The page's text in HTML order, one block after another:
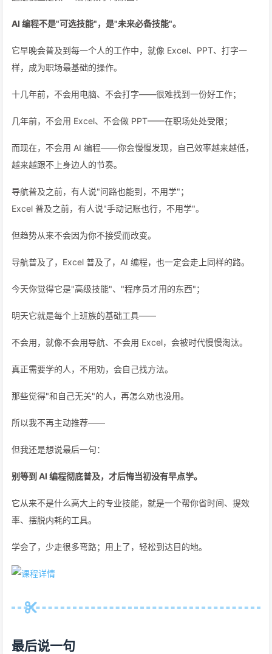
AI 编程不是"可选技能"，是"未来必备技能"。
它早晚会普及到每一个人的工作中，就像 Excel、PPT、打字一
样，成为职场最基础的操作。
十几年前，不会用电脑、不会打字——很难找到一份好工作；
几年前，不会用 Excel、不会做 PPT——在职场处处受限；
而现在，不会用 AI 编程——你会慢慢发现，自己效率越来越低，
越来越跟不上身边人的节奏。
导航普及之前，有人说"问路也能到，不用学"；
Excel 普及之前，有人说"手动记账也行，不用学"。
但趋势从来不会因为你不接受而改变。
导航普及了，Excel 普及了，AI 编程，也一定会走上同样的路。
今天你觉得它是"高级技能"、"程序员才用的东西"；
明天它就是每个上班族的基础工具——
不会用，就像不会用导航、不会用 Excel，会被时代慢慢淘汰。
真正需要学的人，不用劝，会自己找方法。
那些觉得"和自己无关"的人，再怎么劝也没用。
所以我不再主动推荐——
但我还是想说最后一句：
别等到 AI 编程彻底普及，才后悔当初没有早点学。
它从来不是什么高大上的专业技能，就是一个帮你省时间、提效
率、摆脱内耗的工具。
学会了，少走很多弯路；用上了，轻松到达目的地。
最后说一句